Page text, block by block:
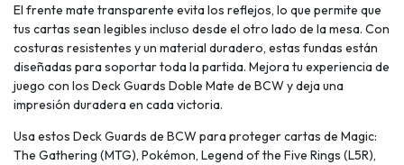
El frente mate transparente evita los reflejos, lo que permite que
tus cartas sean legibles incluso desde el otro lado de la mesa. Con
costuras resistentes y un material duradero, estas fundas están
diseñadas para soportar toda la partida. Mejora tu experiencia de
juego con los Deck Guards Doble Mate de BCW y deja una
impresión duradera en cada victoria.
Usa estos Deck Guards de BCW para proteger cartas de Magic:
The Gathering (MTG), Pokémon, Legend of the Five Rings (L5R),